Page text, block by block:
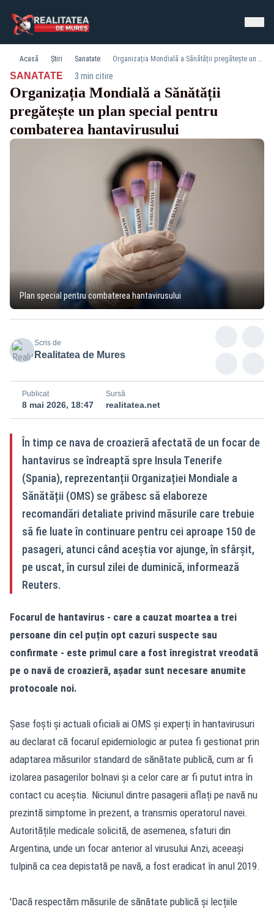
Acasă Știri Sanatate Organizația Mondială a Sănătății pregătește un plan special pentru combaterea hantavirusului
SANATATE· 3 min citire
Organizația Mondială a Sănătății
pregătește un plan special pentru
combaterea hantavirusului
Plan special pentru combaterea hantavirusului
Scris de
Realitatea de Mures
Publicat
8 mai 2026, 18:47
Sursă
realitatea.net
În timp ce nava de croazieră afectată de un focar de
hantavirus se îndreaptă spre Insula Tenerife
(Spania), reprezentanții Organizației Mondiale a
Sănătății (OMS) se grăbesc să elaboreze
recomandări detaliate privind măsurile care trebuie
să fie luate în continuare pentru cei aproape 150 de
pasageri, atunci când aceștia vor ajunge, în sfârșit,
pe uscat, în cursul zilei de duminică, informează
Reuters.
Focarul de hantavirus - care a cauzat moartea a trei
persoane din cel puțin opt cazuri suspecte sau
confirmate - este primul care a fost înregistrat vreodată
pe o navă de croazieră, așadar sunt necesare anumite
protocoale noi.
Șase foști și actuali oficiali ai OMS și experți în hantavirusuri
au declarat că focarul epidemiologic ar putea fi gestionat prin
adaptarea măsurilor standard de sănătate publică, cum ar fi
izolarea pasagerilor bolnavi și a celor care ar fi putut intra în
contact cu aceștia. Niciunul dintre pasagerii aflați pe navă nu
prezintă simptome în prezent, a transmis operatorul navei.
Autoritățile medicale solicită, de asemenea, sfaturi din
Argentina, unde un focar anterior al virusului Anzi, aceeași
tulpină ca cea depistată pe navă, a fost eradicat în anul 2019.
'Dacă respectăm măsurile de sănătate publică și lecțiile